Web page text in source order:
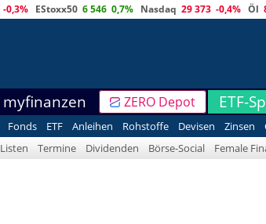
-0,3% EStoxx50 6 546 0,7% Nasdaq 29 373 -0,4% Öl
myfinanzen ZERO Depot ETF-
Fonds ETF Anleihen Rohstoffe Devisen Zinsen
Listen Termine Dividenden Börse-Social Female